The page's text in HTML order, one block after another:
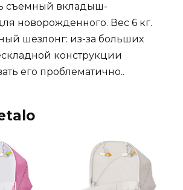
съемный вкладыш-
новорожденного. Вес 6 кг.
шезлонг: из-за больших
конструкции
его проблематично..